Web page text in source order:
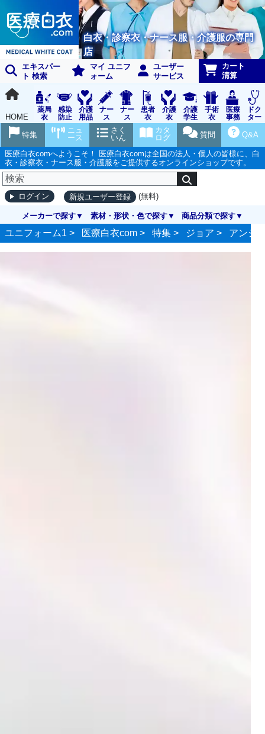
白衣・診察衣・ナース服・介護服の専門
店
エキスパー
ト 検索
マイ ユニフ
ォーム
ユーザー
サービス
カート
清算
HOME
薬局
衣
感染
防止
用品
介護
用品
ナー
ス
グッ
ズ
ナー
ス
ウェ
ア
患者
衣
介護
衣
介護
学生
実習
衣
手術
衣
医療
事務
受付
ドク
ター
ウェ
ア
Q&A
質問
カタ
ログ
さく
いん
ニュ
ース
特集
医療白衣comへようこそ！ 医療白衣comは全国の法人・個人の皆様に、白
衣・診察衣・ナース服・介護服をご提供するオンラインショップです。
ログイン 新規ユーザー登録 (無料)
メーカーで探す 素材・形状・色で探す 商品分類で探す
ユニフォーム1 > 医療白衣com > 特集 > ジョア > アンジ